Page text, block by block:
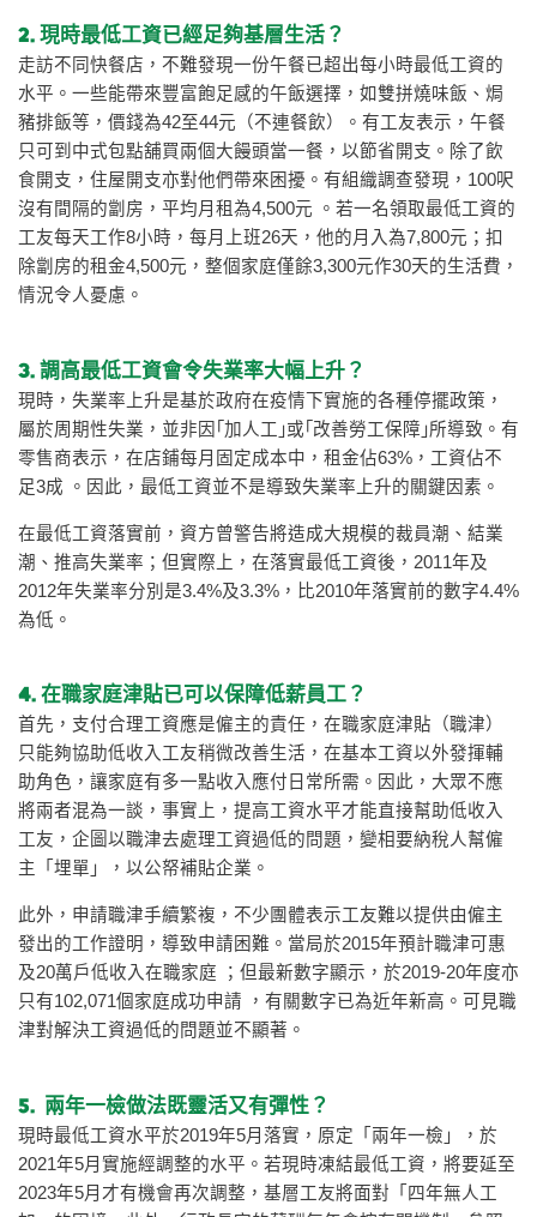
2. 現時最低工資已經足夠基層生活？
走訪不同快餐店，不難發現一份午餐已超出每小時最低工資的
水平。一些能帶來豐富飽足感的午飯選擇，如雙拼燒味飯、焗
豬排飯等，價錢為42至44元（不連餐飲）。有工友表示，午餐
只可到中式包點舖買兩個大饅頭當一餐，以節省開支。除了飲
食開支，住屋開支亦對他們帶來困擾。有組織調查發現，100呎
沒有間隔的劏房，平均月租為4,500元 。若一名領取最低工資的
工友每天工作8小時，每月上班26天，他的月入為7,800元；扣
除劏房的租金4,500元，整個家庭僅餘3,300元作30天的生活費，
情況令人憂慮。
3. 調高最低工資會令失業率大幅上升？
現時，失業率上升是基於政府在疫情下實施的各種停擺政策，
屬於周期性失業，並非因｢加人工｣或｢改善勞工保障｣所導致。有
零售商表示，在店鋪每月固定成本中，租金佔63%，工資佔不
足3成 。因此，最低工資並不是導致失業率上升的關鍵因素。
在最低工資落實前，資方曾警告將造成大規模的裁員潮、結業
潮、推高失業率；但實際上，在落實最低工資後，2011年及
2012年失業率分別是3.4%及3.3%，比2010年落實前的數字4.4%
為低。
4. 在職家庭津貼已可以保障低薪員工？
首先，支付合理工資應是僱主的責任，在職家庭津貼（職津）
只能夠協助低收入工友稍微改善生活，在基本工資以外發揮輔
助角色，讓家庭有多一點收入應付日常所需。因此，大眾不應
將兩者混為一談，事實上，提高工資水平才能直接幫助低收入
工友，企圖以職津去處理工資過低的問題，變相要納稅人幫僱
主「埋單」，以公帑補貼企業。
此外，申請職津手續繁複，不少團體表示工友難以提供由僱主
發出的工作證明，導致申請困難。當局於2015年預計職津可惠
及20萬戶低收入在職家庭 ；但最新數字顯示，於2019-20年度亦
只有102,071個家庭成功申請 ，有關數字已為近年新高。可見職
津對解決工資過低的問題並不顯著。
5. 兩年一檢做法既靈活又有彈性？
現時最低工資水平於2019年5月落實，原定「兩年一檢」，於
2021年5月實施經調整的水平。若現時凍結最低工資，將要延至
2023年5月才有機會再次調整，基層工友將面對「四年無人工